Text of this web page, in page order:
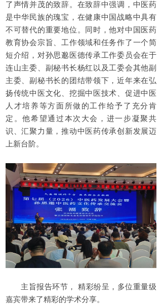
了声情并茂的致辞。在致辞中强调，中医药
是中华民族的瑰宝，在健康中国战略中具有
不可替代的重要地位。同时，他对中国医药
教育协会宗旨、工作领域和任务作了一个简
短介绍，对孙思邈医德传承工作委员会在于
连山主委、副秘书长杨红以及工委会其他副
主委、副秘书长的团结带领下，近年来在弘
扬传统中医文化、挖掘中医技术、促进中医
人才培养等方面所做的工作给予了充分肯
定。他希望通过本次大会，进一步凝聚共
识、汇聚力量，推动中医药传承创新发展迈
上新台阶。
主旨报告环节， 精彩纷呈，多位重量级
嘉宾带来了精彩的学术分享。